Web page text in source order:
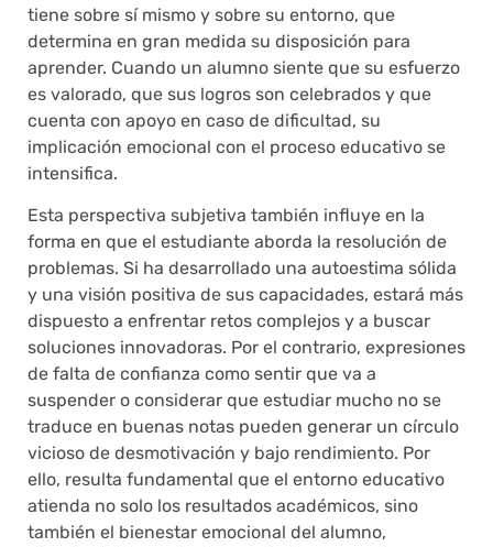
tiene sobre sí mismo y sobre su entorno, que
determina en gran medida su disposición para
aprender. Cuando un alumno siente que su esfuerzo
es valorado, que sus logros son celebrados y que
cuenta con apoyo en caso de dificultad, su
implicación emocional con el proceso educativo se
intensifica.
Esta perspectiva subjetiva también influye en la
forma en que el estudiante aborda la resolución de
problemas. Si ha desarrollado una autoestima sólida
y una visión positiva de sus capacidades, estará más
dispuesto a enfrentar retos complejos y a buscar
soluciones innovadoras. Por el contrario, expresiones
de falta de confianza como sentir que va a
suspender o considerar que estudiar mucho no se
traduce en buenas notas pueden generar un círculo
vicioso de desmotivación y bajo rendimiento. Por
ello, resulta fundamental que el entorno educativo
atienda no solo los resultados académicos, sino
también el bienestar emocional del alumno,